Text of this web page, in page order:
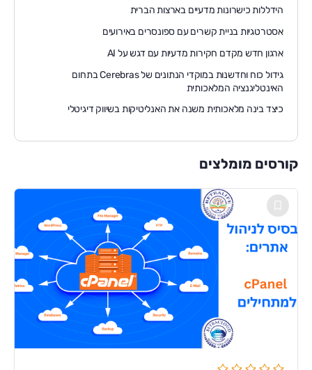
הידללות כישרונות מדעיים בארצות הברית
אסטרטגיות בניית קשרים עם ספונסרים באירועים
ארגון חדש מקדם חקירות מדעיות עם דגש על AI
גידול כוח וחדשנות במוקדי הנתונים של Cerebras בתחום
האינטליגנציה המלאכותית
כיצד בינה מלאכותית משנה את האנליטיקות בשיווק דיגיטלי
קורסים מומלצים